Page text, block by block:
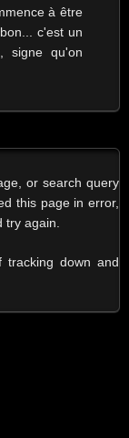
à être
c'est un
signe qu'on
or search query
this page in error,
again.
tracking down and